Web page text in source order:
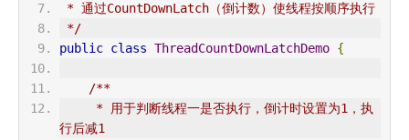
* 通过CountDownLatch（倒计数）使线程按顺序执行
*/
public class ThreadCountDownLatchDemo {
/**
行后减1